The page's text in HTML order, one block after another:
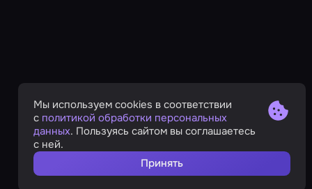
Мы используем cookies в соответствии
с политикой обработки персональных
данных. Пользуясь сайтом вы соглашаетесь
с ней.
Принять